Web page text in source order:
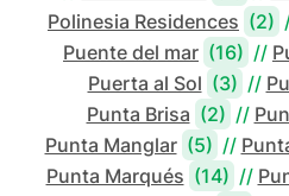
Polinesia Residences (2)
Puente del mar (16) //
Puerta al Sol (3) //
Punta Brisa (2) //
Punta Manglar (5) //
Punta Marqués (14) //